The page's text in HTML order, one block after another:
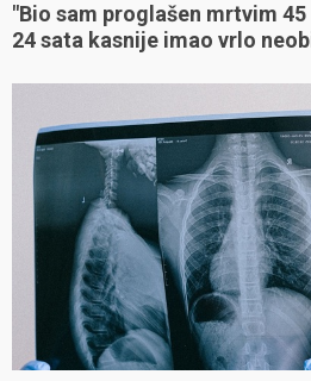
"Bio sam proglašen mrtvim
24 sata kasnije imao vrlo